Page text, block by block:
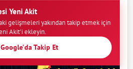
Yeni Akit
gelişmeleri yakından takip etmek için
Akit'i ekleyin.
Takip Et